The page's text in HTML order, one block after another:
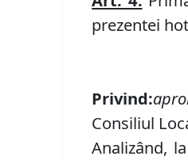
prezentei
Privind:
Consiliul
Analizând,